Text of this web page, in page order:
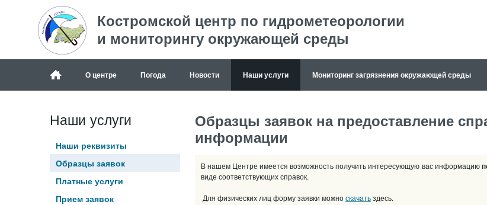
Костромской центр по гидрометеорологии
и мониторингу окружающей среды
О центре Погода Новости Наши услуги Мониторинг загрязнения окружающей среды
Образцы заявок на предоставление
информации
В нашем Центре имеется возможность получить интересующую вас информацию
виде соответствующих справок.
Для физических лиц форму заявки можноскачатьздесь.
Наши услуги
Наши реквизиты
Образцы заявок
Платные услуги
Прием заявок